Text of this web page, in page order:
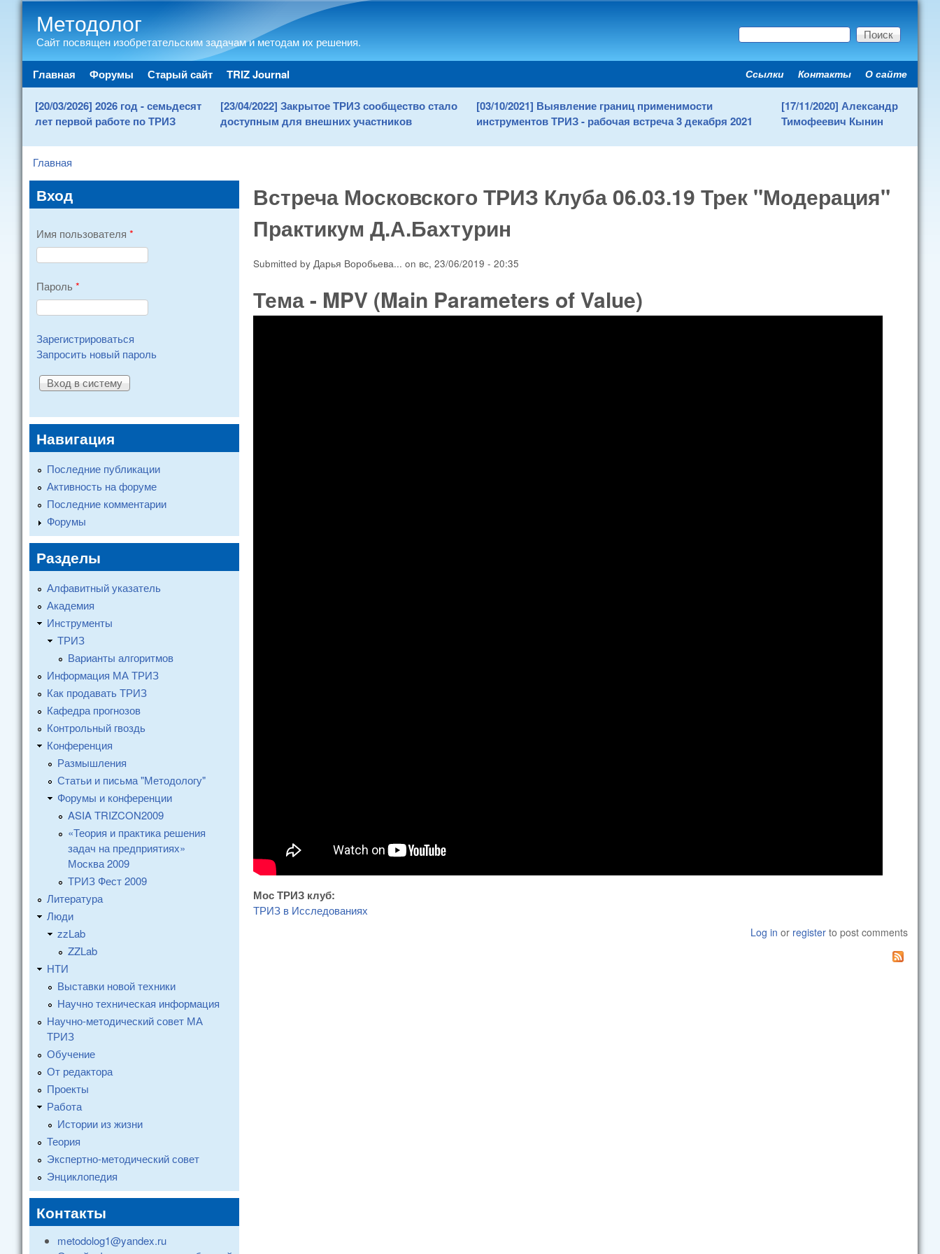
Методолог
Сайт посвящен изобретательским задачам и методам их решения. Форма поиска
Поиск
Main menu
Главная Форумы Старый сайт TRIZ Journal Secondary menu
Ссылки Контакты О сайте
[20/03/2026] 2026 год - семьдесят
лет первой работе по ТРИЗ
[23/04/2022] Закрытое ТРИЗ сообщество стало
доступным для внешних участников
[03/10/2021] Выявление границ применимости
инструментов ТРИЗ - рабочая встреча 3 декабря 2021
[17/11/2020] Александр
Тимофеевич Кынин
You are here
Главная
Встреча Московского ТРИЗ Клуба 06.03.19 Трек "Модерация"
Практикум Д.А.Бахтурин
Submitted by Дарья Воробьева... on вс, 23/06/2019 - 20:35
Тема - MPV (Main Parameters of Value)
Мос ТРИЗ клуб:
ТРИЗ в Исследованиях
Log in or register to post comments
Вход
Имя пользователя *
Пароль *
Зарегистрироваться
Запросить новый пароль
Навигация
Последние публикации
Активность на форуме
Последние комментарии
Форумы
Разделы
Алфавитный указатель
Академия
Инструменты
ТРИЗ
Варианты алгоритмов
Информация МА ТРИЗ
Как продавать ТРИЗ
Кафедра прогнозов
Контрольный гвоздь
Конференция
Размышления
Статьи и письма "Методологу"
Форумы и конференции
ASIA TRIZCON2009
«Теория и практика решения
задач на предприятиях»
Москва 2009
ТРИЗ Фест 2009
Литература
Люди
zzLab
ZZLab
НТИ
Выставки новой техники
Научно техническая информация
Научно-методический совет МА
ТРИЗ
Обучение
От редактора
Проекты
Работа
Истории из жизни
Теория
Экспертно-методический совет
Энциклопедия
Контакты
metodolog1@yandex.ru